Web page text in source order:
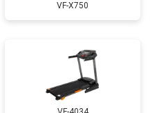
VF-X750